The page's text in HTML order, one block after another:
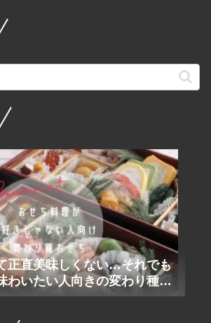
正直美味しくない…それでも
わいたい人向きの変わり種お